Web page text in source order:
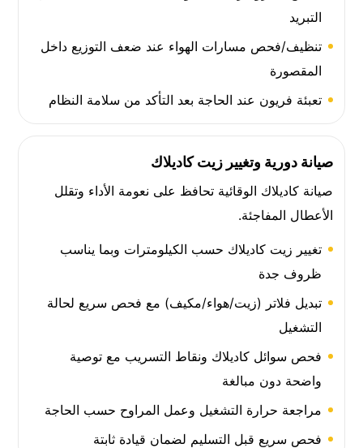
التبريد
تنظيف/فحص مسارات الهواء عند ضعف التوزيع داخل
المقصورة
تعبئة فريون عند الحاجة بعد التأكد من سلامة النظام
صيانة دورية وتغيير زيت كاديلاك
صيانة كاديلاك الوقائية تحافظ على نعومة الأداء وتقلل
الأعطال المفاجئة.
تغيير زيت كاديلاك حسب الكيلومترات وبما يناسب
ظروف جدة
تبديل فلاتر (زيت/هواء/مكيف) مع فحص سريع لحالة
التشغيل
فحص سوائل كاديلاك ونقاط التسريب مع توصية
واضحة دون مبالغة
مراجعة حرارة التشغيل وعمل المراوح حسب الحاجة
فحص سريع قبل التسليم لضمان قيادة ثابتة